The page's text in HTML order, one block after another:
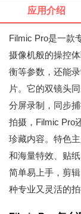
应用介绍
Filmic Pro是一款
摄像机般的操控
衡等参数，还能
片。它的双镜头
分屏录制，同步
拍摄，Filmic Pro
珍藏内容。特色
和海量特效、贴
简单易上手，剪
种专业又灵活的